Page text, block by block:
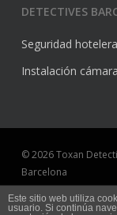
DETECTIVES
Seguridad hotelera
Instalación
© 2026 Toxan
Barcelona
Aviso Legal
Marketing online Barcelona
Este sitio web utiliza
usuario. Si continúa